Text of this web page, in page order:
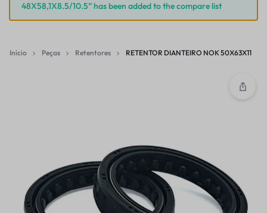
48X58,1X8.5/10.5” has been added to the compare list
Início Peças Retentores RETENTOR DIANTEIRO NOK 50X63X11